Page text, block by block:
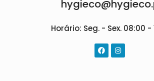
Horário: Seg. - Sex. 08:00 -